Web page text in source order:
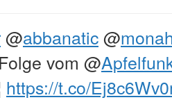
@abbanatic@
vom @
https://t.co/